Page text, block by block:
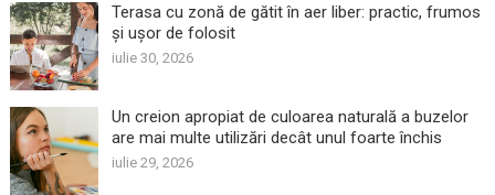
Terasa cu zonă de gătit în aer liber: practic, frumos
și ușor de folosit
iulie 30, 2026
Un creion apropiat de culoarea naturală a buzelor
are mai multe utilizări decât unul foarte închis
iulie 29, 2026